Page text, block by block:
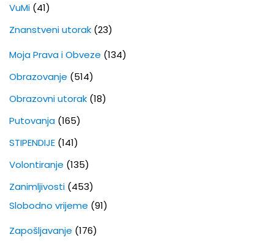
VuMi (41)
Znanstveni utorak (23)
Moja Prava i Obveze (134)
Obrazovanje (514)
Obrazovni utorak (18)
Putovanja (165)
STIPENDIJE (141)
Volontiranje (135)
Zanimljivosti (453)
Slobodno vrijeme (91)
Zapošljavanje (176)